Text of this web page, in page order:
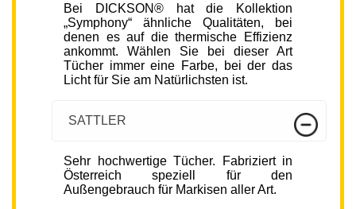
Bei DICKSON® hat die Kollektion
„Symphony“ ähnliche Qualitäten, bei
denen es auf die thermische Effizienz
ankommt. Wählen Sie bei dieser Art
Tücher immer eine Farbe, bei der das
Licht für Sie am Natürlichsten ist.
SATTLER
Sehr hochwertige Tücher. Fabriziert in
Österreich speziell für den
Außengebrauch für Markisen aller Art.